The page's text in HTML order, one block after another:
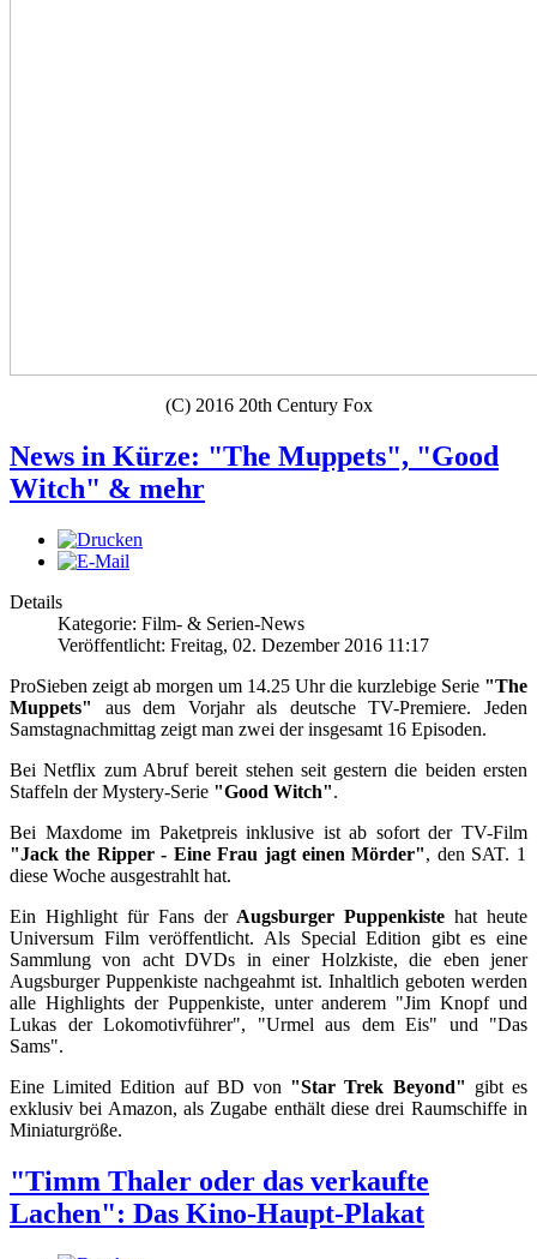
(C) 2016 20th Century Fox
News in Kürze: "The Muppets", "Good
Witch" & mehr
Details
Kategorie: Film- & Serien-News
Veröffentlicht: Freitag, 02. Dezember 2016 11:17
ProSieben zeigt ab morgen um 14.25 Uhr die kurzlebige Serie "The
Muppets"
aus dem Vorjahr als deutsche TV-Premiere. Jeden
Samstagnachmittag zeigt man zwei der insgesamt 16 Episoden.
Bei Netflix zum Abruf bereit stehen seit gestern die beiden ersten
Staffeln der Mystery-Serie "Good Witch".
Bei Maxdome im Paketpreis inklusive ist ab sofort der TV-Film
"Jack the Ripper - Eine Frau jagt einen Mörder", den SAT. 1
diese Woche ausgestrahlt hat.
Ein Highlight für Fans der Augsburger Puppenkiste hat heute
Universum Film veröffentlicht. Als Special Edition gibt es eine
Sammlung von acht DVDs in einer Holzkiste, die eben jener
Augsburger Puppenkiste nachgeahmt ist. Inhaltlich geboten werden
alle Highlights der Puppenkiste, unter anderem "Jim Knopf und
Lukas der Lokomotivführer", "Urmel aus dem Eis" und "Das
Sams".
Eine Limited Edition auf BD von "Star Trek Beyond" gibt es
exklusiv bei Amazon, als Zugabe enthält diese drei Raumschiffe in
Miniaturgröße.
"Timm Thaler oder das verkaufte
Lachen": Das Kino-Haupt-Plakat